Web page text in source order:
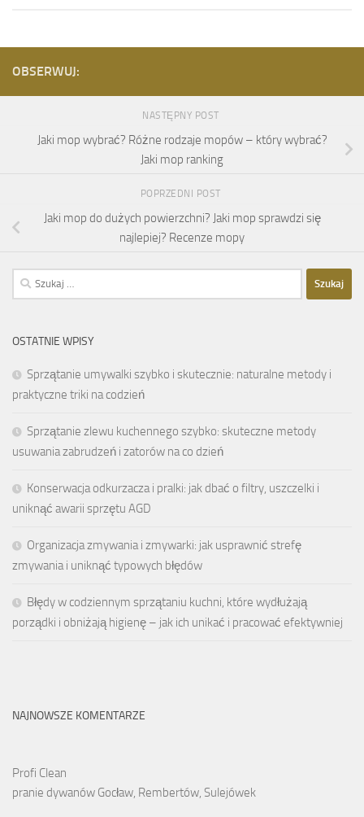
OBSERWUJ:
NASTĘPNY POST
Jaki mop wybrać? Różne rodzaje mopów – który wybrać?
Jaki mop ranking
POPRZEDNI POST
Jaki mop do dużych powierzchni? Jaki mop sprawdzi się
najlepiej? Recenze mopy
Szukaj:
OSTATNIE WPISY
Sprzątanie umywalki szybko i skutecznie: naturalne metody i
praktyczne triki na codzień
Sprzątanie zlewu kuchennego szybko: skuteczne metody
usuwania zabrudzeń i zatorów na co dzień
Konserwacja odkurzacza i pralki: jak dbać o filtry, uszczelki i
uniknąć awarii sprzętu AGD
Organizacja zmywania i zmywarki: jak usprawnić strefę
zmywania i uniknąć typowych błędów
Błędy w codziennym sprzątaniu kuchni, które wydłużają
porządki i obniżają higienę – jak ich unikać i pracować efektywniej
NAJNOWSZE KOMENTARZE
Profi Clean
pranie dywanów Gocław, Rembertów, Sulejówek